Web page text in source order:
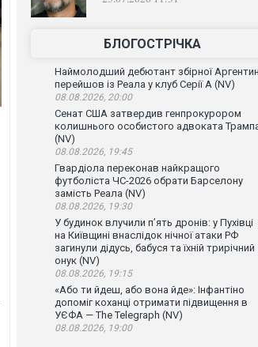
БЛОГОСТРІЧКА
Наймолодший дебютант збірної
перейшов із Реала у клуб Серії А (NV)
08.08.2026, 20:00
Сенат США затвердив генпрокурором
колишнього особистого адвоката
(NV)
08.08.2026, 19:45
Гвардіола переконав найкращого
футболіста ЧС-2026 обрати Барселону
замість Реала (NV)
08.08.2026, 19:30
У будинок влучили п’ять дронів: у Пухівці
на Київщині внаслідок нічної атаки РФ
загинули дідусь, бабуся та їхній трирічний
онук (NV)
08.08.2026, 19:15
«Або ти йдеш, або вона йде»: Інфантіно
допоміг коханці отримати підвищення в
УЄФА — The Telegraph (NV)
08.08.2026, 19:00